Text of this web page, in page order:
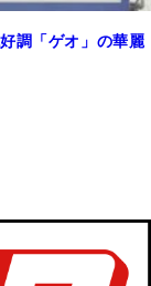
調「ゲオ」の華麗